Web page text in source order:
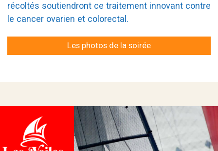
récoltés soutiendront ce traitement innovant contre
le cancer ovarien et colorectal.
Les photos de la soirée